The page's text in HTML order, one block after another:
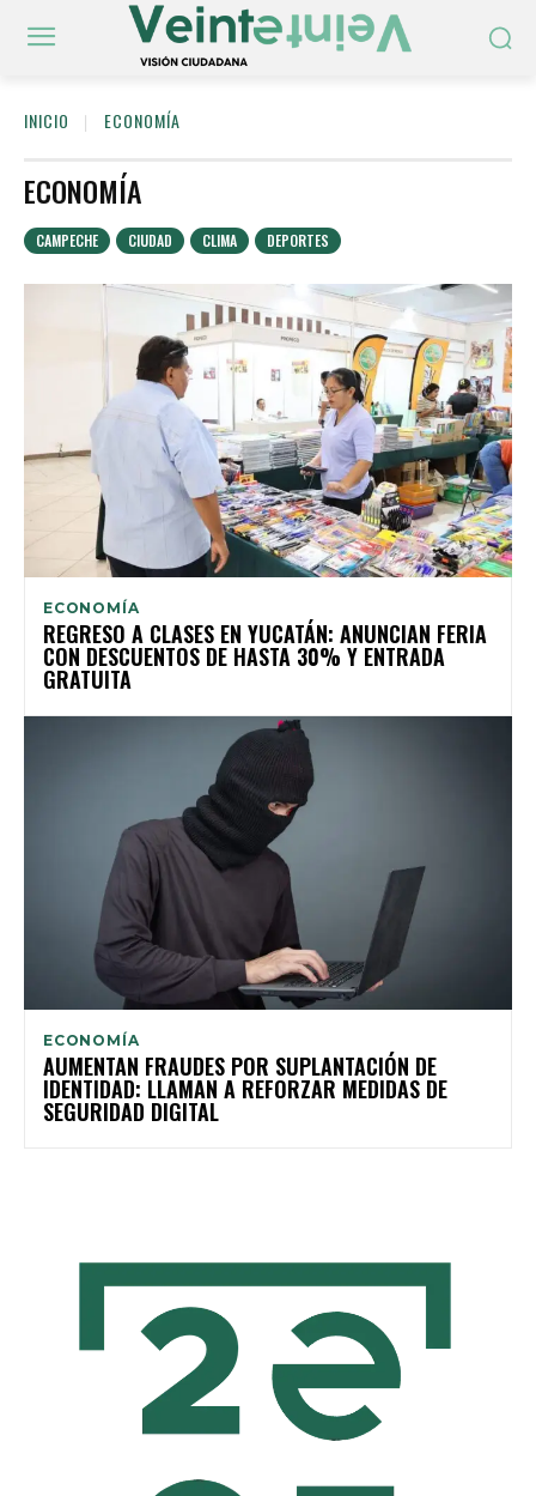
INICIO ECONOMÍA
ECONOMÍA
CAMPECHE CIUDAD CLIMA DEPORTES
ECONOMÍA
REGRESO A CLASES EN YUCATÁN: ANUNCIAN FERIA
CON DESCUENTOS DE HASTA 30% Y ENTRADA
GRATUITA
ECONOMÍA
AUMENTAN FRAUDES POR SUPLANTACIÓN DE
IDENTIDAD: LLAMAN A REFORZAR MEDIDAS DE
SEGURIDAD DIGITAL